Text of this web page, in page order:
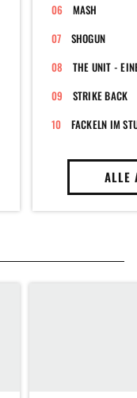
MASH
SHOGUN
THE UNIT -
STRIKE BACK
FACKELN IM
ALLE